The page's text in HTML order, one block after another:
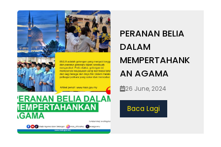
PERANAN BELIA
DALAM
MEMPERTAHANK
AN AGAMA
26 June, 2024
Baca Lagi